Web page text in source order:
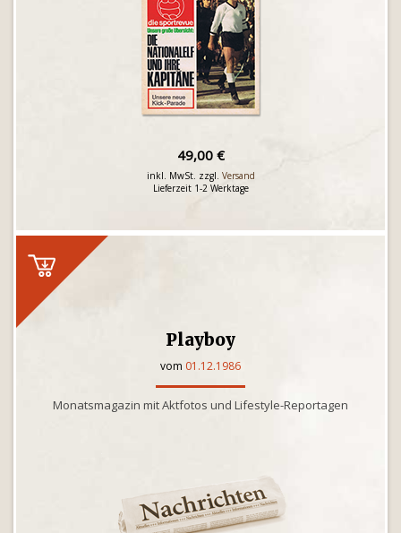
49,00 €
inkl. MwSt. zzgl. Versand
Lieferzeit 1-2 Werktage
Playboy
vom 01.12.1986
Monatsmagazin mit Aktfotos und Lifestyle-Reportagen